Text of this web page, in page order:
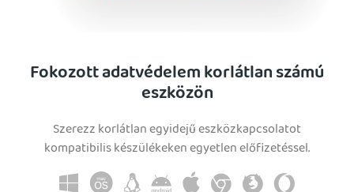
Fokozott adatvédelem korlátlan számú
eszközön
Szerezz korlátlan egyidejű eszközkapcsolatot
kompatibilis készülékeken egyetlen előfizetéssel.